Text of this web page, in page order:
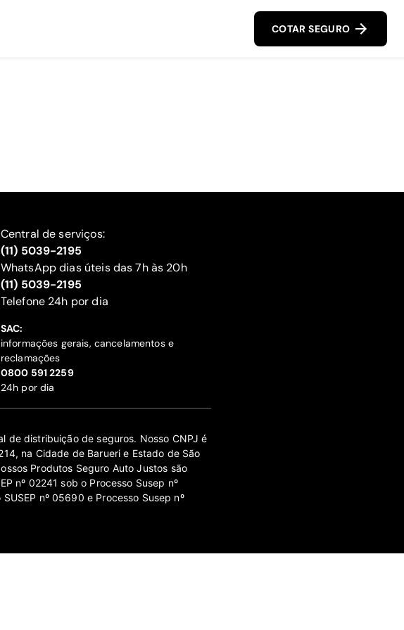
COTAR SEGURO
Central de serviços:
(11) 5039-2195
WhatsApp dias úteis das 7h às 20h
(11) 5039-2195
‍Telefone 24h por dia
SAC:
informações gerais, cancelamentos e
reclamações
‍0800 591 2259
24h por dia
de distribuição de seguros. Nosso CNPJ é
na Cidade de Barueri e Estado de São
Produtos Seguro Auto Justos são
nº 02241 sob o Processo Susep nº
nº 05690 e Processo Susep nº